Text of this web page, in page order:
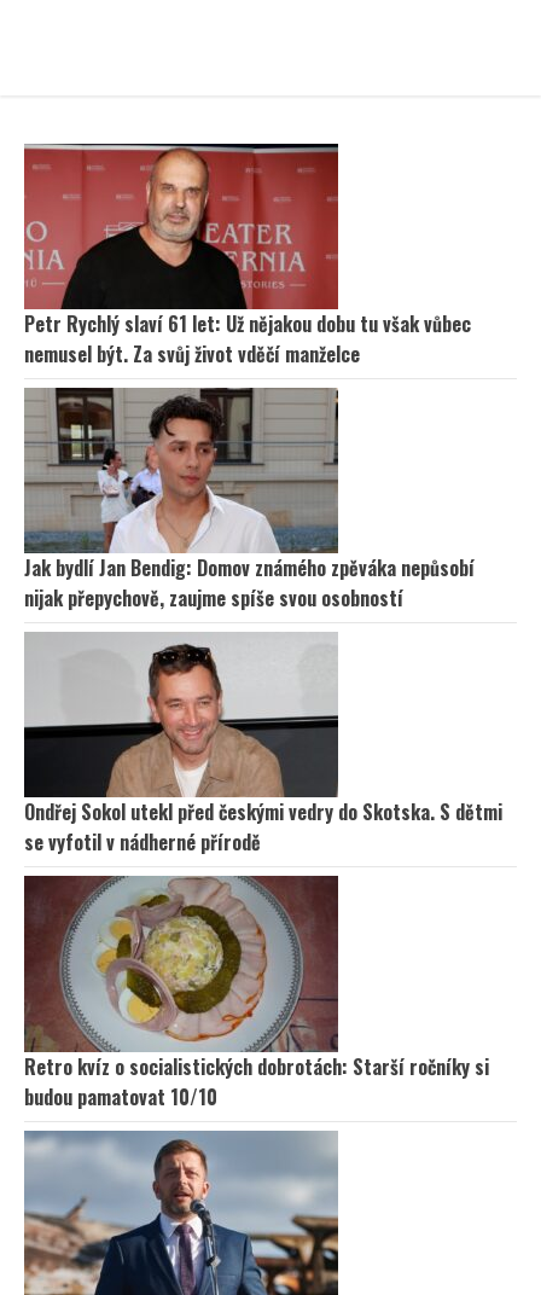
Petr Rychlý slaví 61 let: Už nějakou dobu tu však vůbec
nemusel být. Za svůj život vděčí manželce
Jak bydlí Jan Bendig: Domov známého zpěváka nepůsobí
nijak přepychově, zaujme spíše svou osobností
Ondřej Sokol utekl před českými vedry do Skotska. S dětmi
se vyfotil v nádherné přírodě
Retro kvíz o socialistických dobrotách: Starší ročníky si
budou pamatovat 10/10